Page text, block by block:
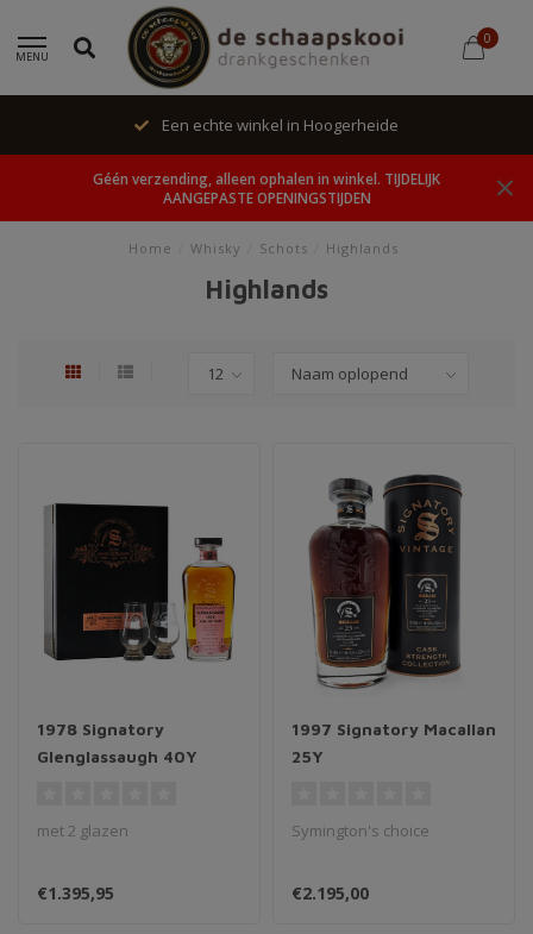
MENU
0
Een echte winkel in Hoogerheide
Géén verzending, alleen ophalen in winkel. TIJDELIJK
AANGEPASTE OPENINGSTIJDEN
Home Whisky Schots Highlands
Highlands
1978 Signatory
Glenglassaugh 40Y
met 2 glazen
€1.395,95
1997 Signatory Macallan
25Y
Symington's choice
€2.195,00